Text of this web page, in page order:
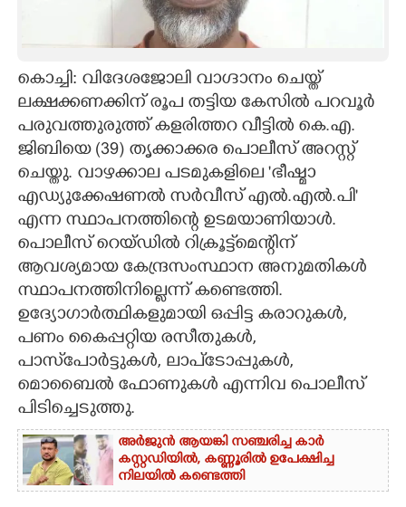
CARTOONS
LITERATURE
ZOOM
CONTACT US
കൊച്ചി: വിദേശജോലി വാഗ്ദാനം ചെയ്ത്
ലക്ഷക്കണക്കിന് രൂപ തട്ടിയ കേസിൽ പറവൂർ
പരുവത്തുരുത്ത് കളരിത്തറ വീട്ടിൽ കെ.എ.
ജിബിയെ (39) തൃക്കാക്കര പൊലീസ് അറസ്റ്റ്
ചെയ്തു. വാഴക്കാല പടമുകളിലെ 'ഭീഷ്മാ
എഡ്യുക്കേഷണൽ സർവീസ് എൽ.എൽ.പി'
എന്ന സ്ഥാപനത്തിന്റെ ഉടമയാണിയാൾ.
പൊലീസ് റെയ്ഡിൽ റിക്രൂട്ട്‌മെന്റിന്
ആവശ്യമായ കേന്ദ്രസംസ്ഥാന അനുമതികൾ
സ്ഥാപനത്തിനില്ലെന്ന് കണ്ടെത്തി.
ഉദ്യോഗാർത്ഥികളുമായി ഒപ്പിട്ട കരാറുകൾ,
പണം കൈപ്പറ്റിയ രസീതുകൾ,
പാസ്‌പോർട്ടുകൾ, ലാപ്‌ടോപ്പുകൾ,
മൊബൈൽ ഫോണുകൾ എന്നിവ പൊലീസ്
പിടിച്ചെടുത്തു.
അർജുൻ ആയങ്കി സഞ്ചരിച്ച കാർ
കസ്റ്റഡിയിൽ,​ കണ്ണൂരിൽ ഉപേക്ഷിച്ച
നിലയിൽ കണ്ടെത്തി